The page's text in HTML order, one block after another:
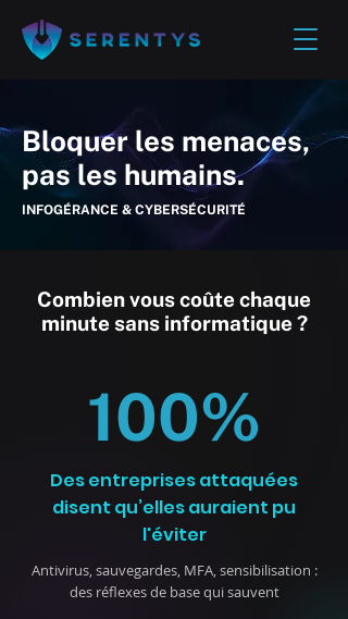
Bloquer les menaces,
pas les humains.
INFOGÉRANCE & CYBERSÉCURITÉ
Combien vous coûte chaque
minute sans informatique ?
100%
Des entreprises attaquées
disent qu’elles auraient pu
l'éviter
Antivirus, sauvegardes, MFA, sensibilisation :
des réflexes de base qui sauvent